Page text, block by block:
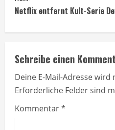
t
i
n
u
e
R
Netflix entfernt Kult-Serie
Schreibe einen
Deine E-Mail-Adresse
Erforderliche Felder sind
Kommentar*